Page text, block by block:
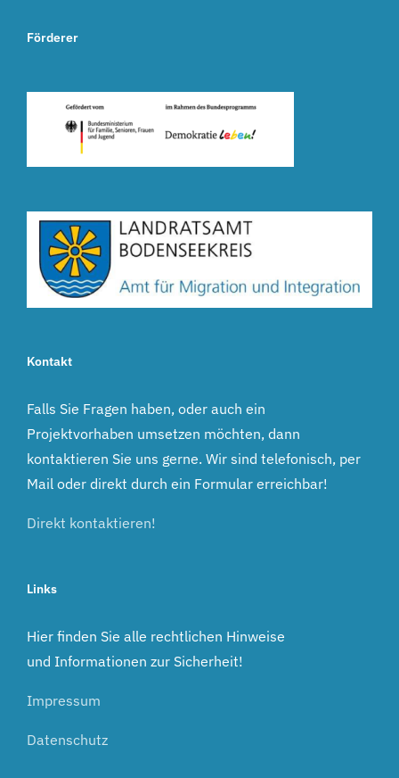
Förderer
Kontakt
Falls Sie Fragen haben, oder auch ein
Projektvorhaben umsetzen möchten, dann
kontaktieren Sie uns gerne. Wir sind telefonisch, per
Mail oder direkt durch ein Formular erreichbar!
Direkt kontaktieren!
Links
Hier finden Sie alle rechtlichen Hinweise
und Informationen zur Sicherheit!
Impressum
Datenschutz